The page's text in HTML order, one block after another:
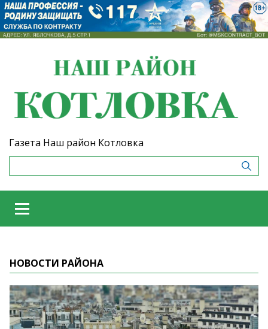
Газета Наш район Котловка
НОВОСТИ РАЙОНА